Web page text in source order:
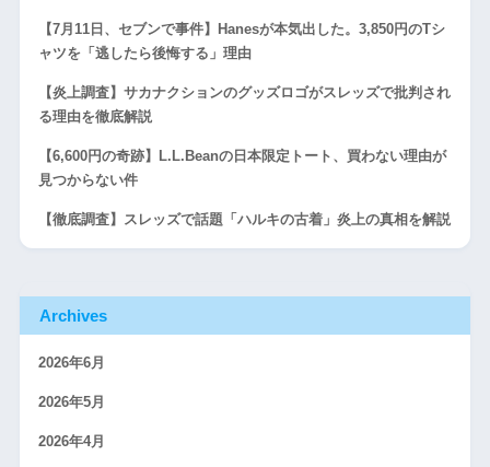
【7月11日、セブンで事件】Hanesが本気出した。3,850円のTシ
ャツを「逃したら後悔する」理由
【炎上調査】サカナクションのグッズロゴがスレッズで批判され
る理由を徹底解説
【6,600円の奇跡】L.L.Beanの日本限定トート、買わない理由が
見つからない件
【徹底調査】スレッズで話題「ハルキの古着」炎上の真相を解説
Archives
2026年6月
2026年5月
2026年4月